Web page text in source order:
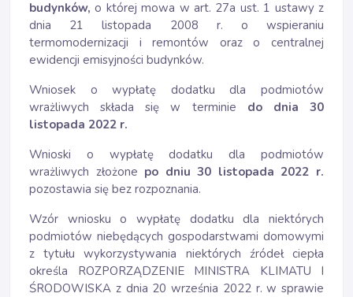
budynków, o której mowa w art. 27a ust. 1 ustawy z
dnia 21 listopada 2008 r. o wspieraniu
termomodernizacji i remontów oraz o centralnej
ewidencji emisyjności budynków.
Wniosek o wypłatę dodatku dla podmiotów
wrażliwych składa się w terminie do dnia 30
listopada 2022 r.
Wnioski o wypłatę dodatku dla podmiotów
wrażliwych złożone po dniu 30 listopada 2022 r.
pozostawia się bez rozpoznania.
Wzór wniosku o wypłatę dodatku dla niektórych
podmiotów niebędących gospodarstwami domowymi
z tytułu wykorzystywania niektórych źródeł ciepła
określa ROZPORZĄDZENIE MINISTRA KLIMATU I
ŚRODOWISKA z dnia 20 września 2022 r. w sprawie